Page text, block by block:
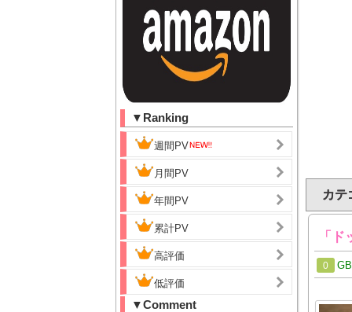
▼Ranking
週間PV
月間PV
年間PV
累計PV
高評価
低評価
▼Comment
カテ
「ド
0